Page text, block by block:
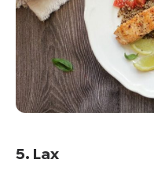
5. Lax